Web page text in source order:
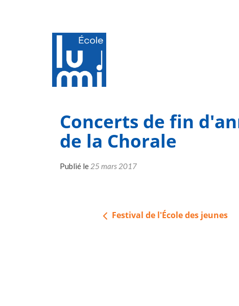
Concerts de fin
de la Chorale
Publié le 25 mars 2017
NavigationFestival de l'École des jeunes